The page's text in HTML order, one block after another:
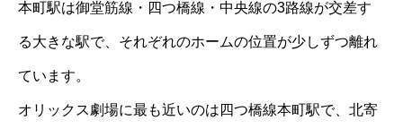
本町駅は御堂筋線・四つ橋線・中央線の3路線が交差す
る大きな駅で、それぞれのホームの位置が少しずつ離れ
ています。
オリックス劇場に最も近いのは四つ橋線本町駅で、北寄